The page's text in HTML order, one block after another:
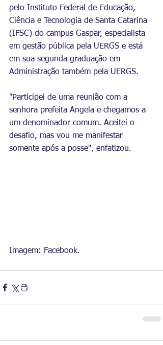
pelo Instituto Federal de Educação,
Ciência e Tecnologia de Santa Catarina
(IFSC) do campus Gaspar, especialista
em gestão pública pela UERGS e está
em sua segunda graduação em
Administração também pela UERGS.
"Participei de uma reunião com a
senhora prefeita Angela e chegamos a
um denominador comum. Aceitei o
desafio, mas vou me manifestar
somente após a posse", enfatizou.
Imagem: Facebook.